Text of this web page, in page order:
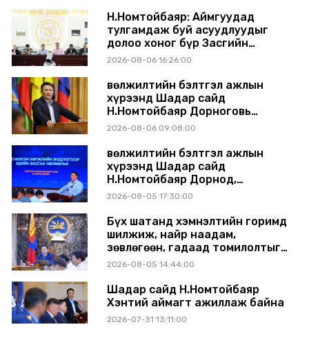
Н.Номтойбаяр: Аймгуудад
тулгамдаж буй асуудлуудыг
долоо хоног бүр Засгийн
газрын хуралдаанд
2026-08-06 16:26:00
Өвөлжилтийн бэлтгэл ажлын
хүрээнд Шадар сайд
Н.Номтойбаяр Дорноговь
аймагт ажиллав
2026-08-06 09:08:00
Өвөлжилтийн бэлтгэл ажлын
хүрээнд Шадар сайд
Н.Номтойбаяр Дорнод,
Сүхбаатар аймагт ажиллав
2026-08-05 17:30:00
Бүх шатанд хэмнэлтийн горимд
шилжиж, найр наадам,
зөвлөгөөн, гадаад томилолтыг
хориглолоо
2026-08-05 14:44:00
Шадар сайд Н.Номтойбаяр
Хэнтий аймагт ажиллаж байна
2026-07-31 13:11:00